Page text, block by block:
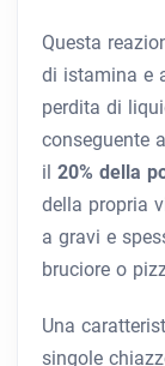
Questa
di istamina e
perdita di
conseguente
il 20% della
della propria
a gravi e
bruciore o
Una
singole